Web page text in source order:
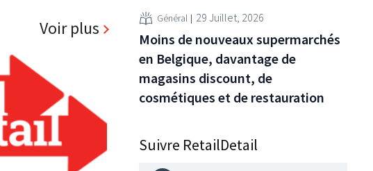
Voir plus Général 29 Juillet, 2026
Moins de nouveaux supermarchés
en Belgique, davantage de
magasins discount, de
cosmétiques et de restauration
Suivre RetailDetail